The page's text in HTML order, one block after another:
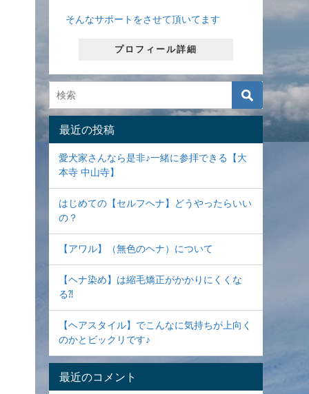
そんなサポートをさせて頂いてます
プロフィール詳細
最近の投稿
愛犬家さんなら是非♪一緒に参拝できる【大
本寺 中山寺】
はじめての【セルフヘナ】どうやったらいい
の？
【アワル】（無色のヘナ）について
【ヘナ染め】は縮毛矯正がかかりにくくな
る⁈
【ヘアスタイル】でこんなに気持ちが上向く
のかとビックリです♪
最近のコメント